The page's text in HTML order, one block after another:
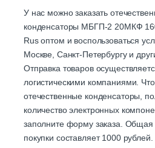
У нас можно заказать
конденсаторы МБГП-2 20МКФ
Rus оптом и воспользоваться
Москве, Санкт-Петербургу и
Отправка товаров
логистическими компаниями.
отечественные конденсаторы,
количество электронных
заполните форму заказа.
покупки составляет 1000